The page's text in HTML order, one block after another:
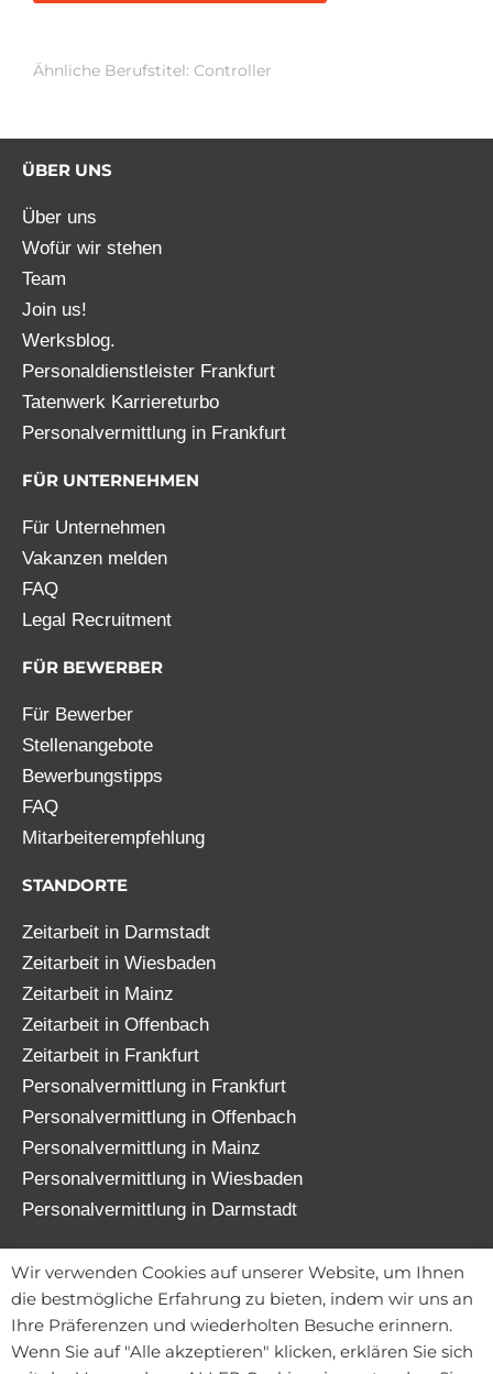
Ähnliche Berufstitel: Controller
ÜBER UNS
Über uns
Wofür wir stehen
Team
Join us!
Werksblog.
Personaldienstleister Frankfurt
Tatenwerk Karriereturbo
Personalvermittlung in Frankfurt
FÜR UNTERNEHMEN
Für Unternehmen
Vakanzen melden
FAQ
Legal Recruitment
FÜR BEWERBER
Für Bewerber
Stellenangebote
Bewerbungstipps
FAQ
Mitarbeiterempfehlung
STANDORTE
Zeitarbeit in Darmstadt
Zeitarbeit in Wiesbaden
Zeitarbeit in Mainz
Zeitarbeit in Offenbach
Zeitarbeit in Frankfurt
Personalvermittlung in Frankfurt
Personalvermittlung in Offenbach
Personalvermittlung in Mainz
Personalvermittlung in Wiesbaden
Personalvermittlung in Darmstadt
© 2026 TATENWERK FRANKFURT GmbH
Kontakt
Wir verwenden Cookies auf unserer Website, um Ihnen
die bestmögliche Erfahrung zu bieten, indem wir uns an
Ihre Präferenzen und wiederholten Besuche erinnern.
Wenn Sie auf "Alle akzeptieren" klicken, erklären Sie sich